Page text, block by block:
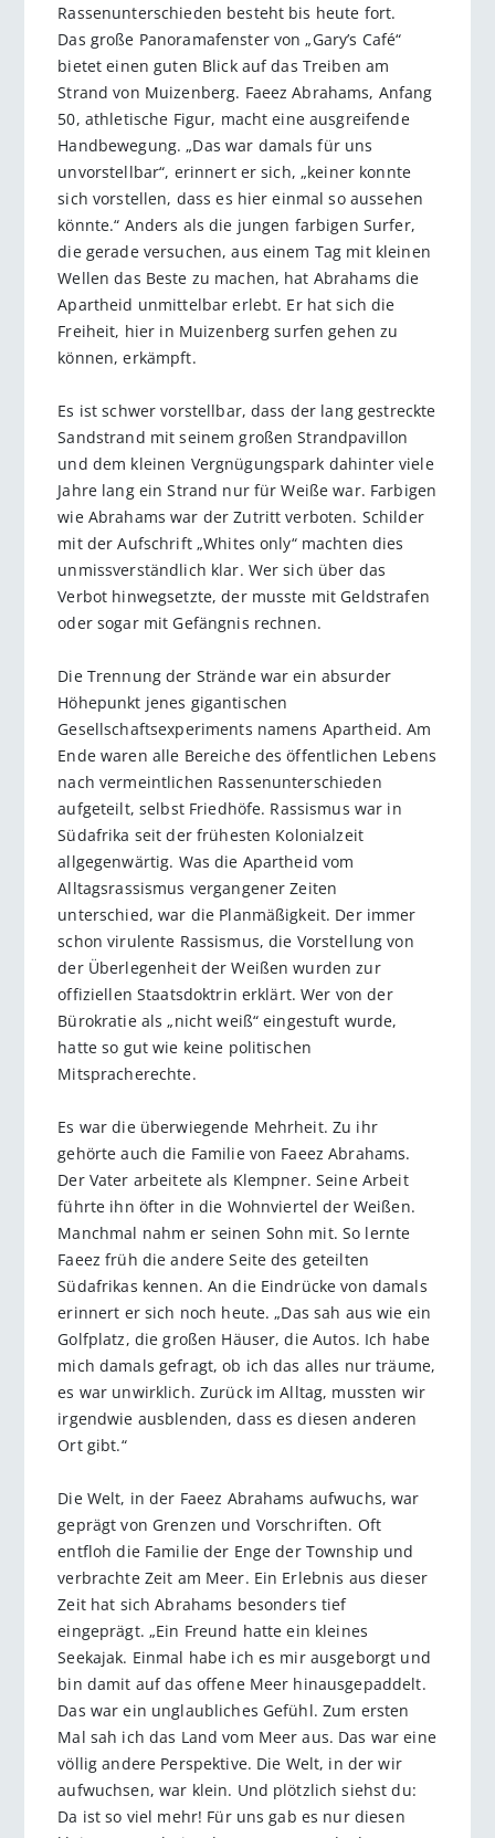
Rassenunterschieden besteht bis heute fort.
Das große Panoramafenster von „Gary’s Café“
bietet einen guten Blick auf das Treiben am
Strand von Muizenberg. Faeez Abrahams, Anfang
50, athletische Figur, macht eine ausgreifende
Handbewegung. „Das war damals für uns
unvorstellbar“, erinnert er sich, „keiner konnte
sich vorstellen, dass es hier einmal so aussehen
könnte.“ Anders als die jungen farbigen Surfer,
die gerade versuchen, aus einem Tag mit kleinen
Wellen das Beste zu machen, hat Abrahams die
Apartheid unmittelbar erlebt. Er hat sich die
Freiheit, hier in Muizenberg surfen gehen zu
können, erkämpft.
Es ist schwer vorstellbar, dass der lang gestreckte
Sandstrand mit seinem großen Strandpavillon
und dem kleinen Vergnügungspark dahinter viele
Jahre lang ein Strand nur für Weiße war. Farbigen
wie Abrahams war der Zutritt verboten. Schilder
mit der Aufschrift „Whites only“ machten dies
unmissverständlich klar. Wer sich über das
Verbot hinwegsetzte, der musste mit Geldstrafen
oder sogar mit Gefängnis rechnen.
Die Trennung der Strände war ein absurder
Höhepunkt jenes gigantischen
Gesellschaftsexperiments namens Apartheid. Am
Ende waren alle Bereiche des öffentlichen Lebens
nach vermeintlichen Rassenunterschieden
aufgeteilt, selbst Friedhöfe. Rassismus war in
Südafrika seit der frühesten Kolonialzeit
allgegenwärtig. Was die Apartheid vom
Alltagsrassismus vergangener Zeiten
unterschied, war die Planmäßigkeit. Der immer
schon virulente Rassismus, die Vorstellung von
der Überlegenheit der Weißen wurden zur
offiziellen Staatsdoktrin erklärt. Wer von der
Bürokratie als „nicht weiß“ eingestuft wurde,
hatte so gut wie keine politischen
Mitspracherechte.
Es war die überwiegende Mehrheit. Zu ihr
gehörte auch die Familie von Faeez Abrahams.
Der Vater arbeitete als Klempner. Seine Arbeit
führte ihn öfter in die Wohnviertel der Weißen.
Manchmal nahm er seinen Sohn mit. So lernte
Faeez früh die andere Seite des geteilten
Südafrikas kennen. An die Eindrücke von damals
erinnert er sich noch heute. „Das sah aus wie ein
Golfplatz, die großen Häuser, die Autos. Ich habe
mich damals gefragt, ob ich das alles nur träume,
es war unwirklich. Zurück im Alltag, mussten wir
irgendwie ausblenden, dass es diesen anderen
Ort gibt.“
Die Welt, in der Faeez Abrahams aufwuchs, war
geprägt von Grenzen und Vorschriften. Oft
entfloh die Familie der Enge der Township und
verbrachte Zeit am Meer. Ein Erlebnis aus dieser
Zeit hat sich Abrahams besonders tief
eingeprägt. „Ein Freund hatte ein kleines
Seekajak. Einmal habe ich es mir ausgeborgt und
bin damit auf das offene Meer hinausgepaddelt.
Das war ein unglaubliches Gefühl. Zum ersten
Mal sah ich das Land vom Meer aus. Das war eine
völlig andere Perspektive. Die Welt, in der wir
aufwuchsen, war klein. Und plötzlich siehst du:
Da ist so viel mehr! Für uns gab es nur diesen